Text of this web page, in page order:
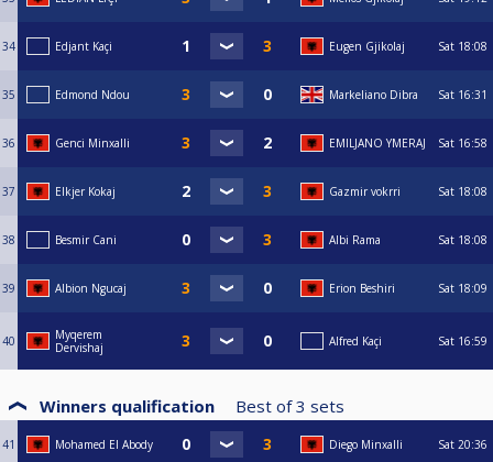
34 Edjant Kaçi Eugen Gjikolaj Sat 18:08
35 Edmond Ndou Markeliano Dibra Sat 16:31
36 Genci Minxalli EMILJANO YMERAJ Sat 16:58
37 Elkjer Kokaj Gazmir vokrri Sat 18:08
38 Besmir Cani Albi Rama Sat 18:08
39 Albion Ngucaj Erion Beshiri Sat 18:09
40
Myqerem
Dervishaj
Alfred Kaçi Sat 16:59
Winners qualification Best of3 sets
41 Mohamed El Abody Diego Minxalli Sat 20:36